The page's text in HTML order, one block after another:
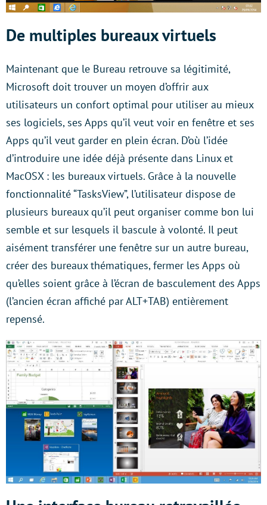
De multiples bureaux virtuels
Maintenant que le Bureau retrouve sa légitimité,
Microsoft doit trouver un moyen d’offrir aux
utilisateurs un confort optimal pour utiliser au mieux
ses logiciels, ses Apps qu’il veut voir en fenêtre et ses
Apps qu’il veut garder en plein écran. D’où l’idée
d’introduire une idée déjà présente dans Linux et
MacOSX : les bureaux virtuels. Grâce à la nouvelle
fonctionnalité “TasksView”, l’utilisateur dispose de
plusieurs bureaux qu’il peut organiser comme bon lui
semble et sur lesquels il bascule à volonté. Il peut
aisément transférer une fenêtre sur un autre bureau,
créer des bureaux thématiques, fermer les Apps où
qu’elles soient grâce à l’écran de basculement des Apps
(l’ancien écran affiché par ALT+TAB) entièrement
repensé.